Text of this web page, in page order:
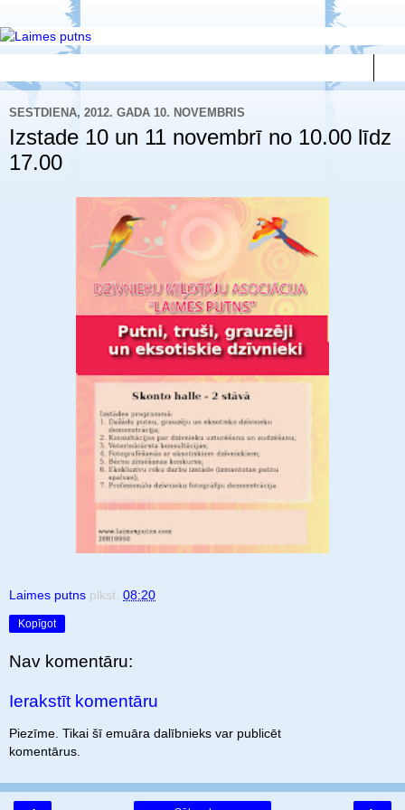
SESTDIENA, 2012. GADA 10. NOVEMBRIS
Izstade 10 un 11 novembrī no 10.00 līdz
17.00
Laimes putns plkst. 08:20
Kopīgot
Nav komentāru:
Ierakstīt komentāru
Piezīme. Tikai šī emuāra dalībnieks var publicēt
komentārus.